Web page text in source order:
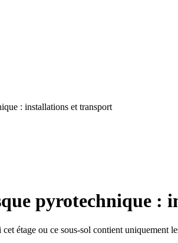
: installations et transport
pyrotechnique :
étage ou ce sous-sol contient uniquement